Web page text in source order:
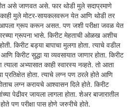
असे जाणवत असे. फार थोडी मुले सदाप्रमाणे
मुले मोटर-सायकलवरून येत आणि थोडी तर
आपला ग्रूप करून असत. पण जशी परीक्षा जवळ येत
ग्रूपना भासे. किरीट मेहताची ओळख अशीच
किरीट बड्या बापाचा मुलगा होता. त्याचे वडील
किरीट सुद्धा या व्यवसायात जाणार होता. किरीट
अभ्यासात काही स्वारस्य नव्हते. तो आता
होता. त्याचे लग्न पण ठरले होते आणि
लग्न करायचे आश्वासन दिले होते. किरीट
पेढीवर जायला लागला होता. शेअर बाजारातील
पण परीक्षा पास होणे जरुरीचे होते.